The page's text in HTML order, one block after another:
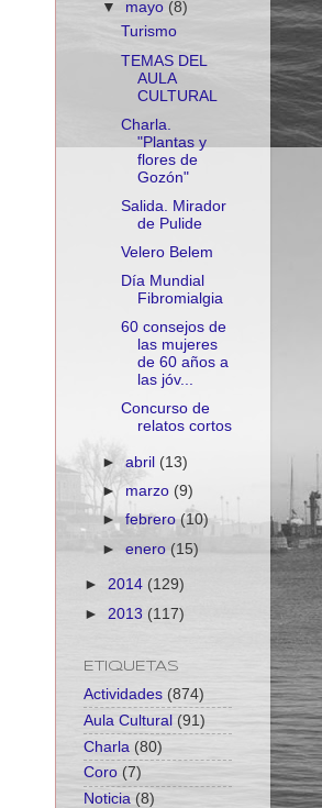
▼ mayo (8)
Turismo
TEMAS DEL
AULA
CULTURAL
Charla.
"Plantas y
flores de
Gozón"
Salida. Mirador
de Pulide
Velero Belem
Día Mundial
Fibromialgia
60 consejos de
las mujeres
de 60 años a
las jóv...
Concurso de
relatos cortos
►abril (13)
► marzo (9)
►febrero(10)
►enero(15)
► 2014 (129)
► 2013 (117)
ETIQUETAS
Actividades (874)
Aula Cultural (91)
Charla (80)
Coro (7)
Noticia (8)